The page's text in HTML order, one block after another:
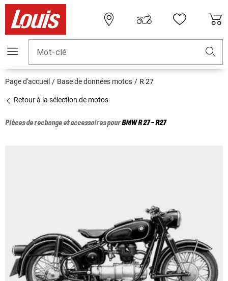
Mot-clé
Page d'accueil Base de données motos R 27
Retour à la sélection de motos
Pièces de rechange et accessoires pourBMWR 27 - R27